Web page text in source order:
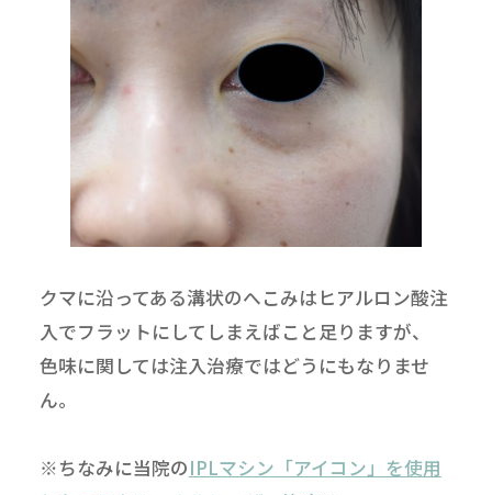
クマに沿ってある溝状のへこみはヒアルロン酸注
入でフラットにしてしまえばこと足りますが、
色味に関しては注入治療ではどうにもなりませ
ん。
※ちなみに当院のIPLマシン「アイコン」を使用